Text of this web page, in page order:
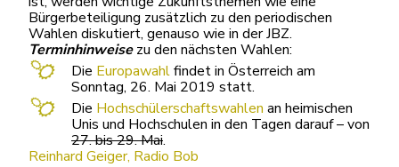
Bürgerbeteiligung zusätzlich zu den periodischen
Wahlen diskutiert, genauso wie in der JBZ.
Terminhinweisezu den nächsten Wahlen:
Die Europawahlfindet in Österreich am
Sonntag, 26. Mai 2019 statt.
Die Hochschülerschaftswahlen an heimischen
Unis und Hochschulen in den Tagen darauf – von
27. bis 29. Mai.
Reinhard Geiger, Radio Bob